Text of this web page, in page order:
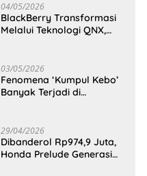
04/05/2026
BlackBerry Transformasi
Melalui Teknologi QNX,
Otomotif
03/05/2026
Fenomena ‘Kumpul Kebo’
Banyak Terjadi di
di Kota Manado
29/04/2026
Dibanderol Rp974,9 Juta,
Honda Prelude Generasi